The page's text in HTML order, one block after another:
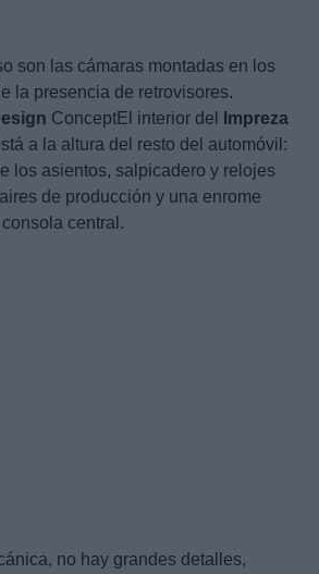
son las cámaras montadas en los
la presencia de retrovisores.
ConceptEl interior del
Impreza
a la altura del resto del automóvil:
los asientos, salpicadero y relojes
de producción y una enrome
central.
no hay grandes detalles,